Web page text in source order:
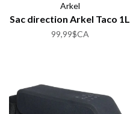
Arkel
Sac direction Arkel Taco 1L
99,99$CA